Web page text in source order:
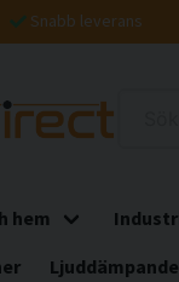
Snabb leverans
hem